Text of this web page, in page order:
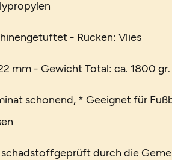
- Rücken: Vlies
mm - Gewicht Total: ca. 1800 gr.
schonend, * Geeignet für
schadstoffgeprüft durch die